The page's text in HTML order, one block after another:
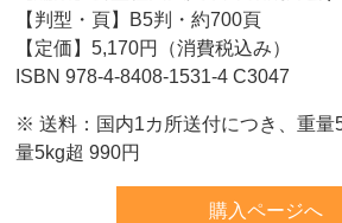
【判型・頁】B5判・約700頁
【定価】5,170円（消費税込み）
ISBN 978-4-8408-1531-4 C3047
※ 送料：国内1カ所送付につき、重量
量5kg超 990円
購入ページへ